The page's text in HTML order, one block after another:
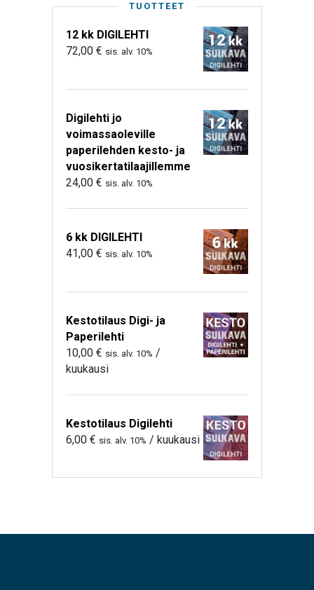
TUOTTEET
12 kk DIGILEHTI
72,00 € sis. alv. 10%
Digilehti jo
voimassaoleville
paperilehden kesto- ja
vuosikertatilaajillemme
24,00 € sis. alv. 10%
6 kk DIGILEHTI
41,00 € sis. alv. 10%
Kestotilaus Digi- ja
Paperilehti
10,00 € sis. alv. 10% /
kuukausi
Kestotilaus Digilehti
6,00 € sis. alv. 10% / kuukausi